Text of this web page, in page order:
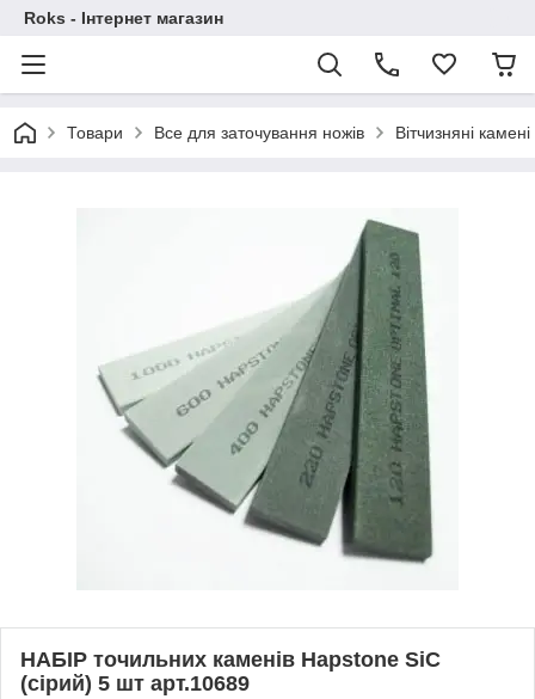
Roks - Інтернет магазин
Товари Все для заточування ножів Вітчизняні
НАБІР точильних каменів Hapstone SiC
(сірий) 5 шт арт.10689